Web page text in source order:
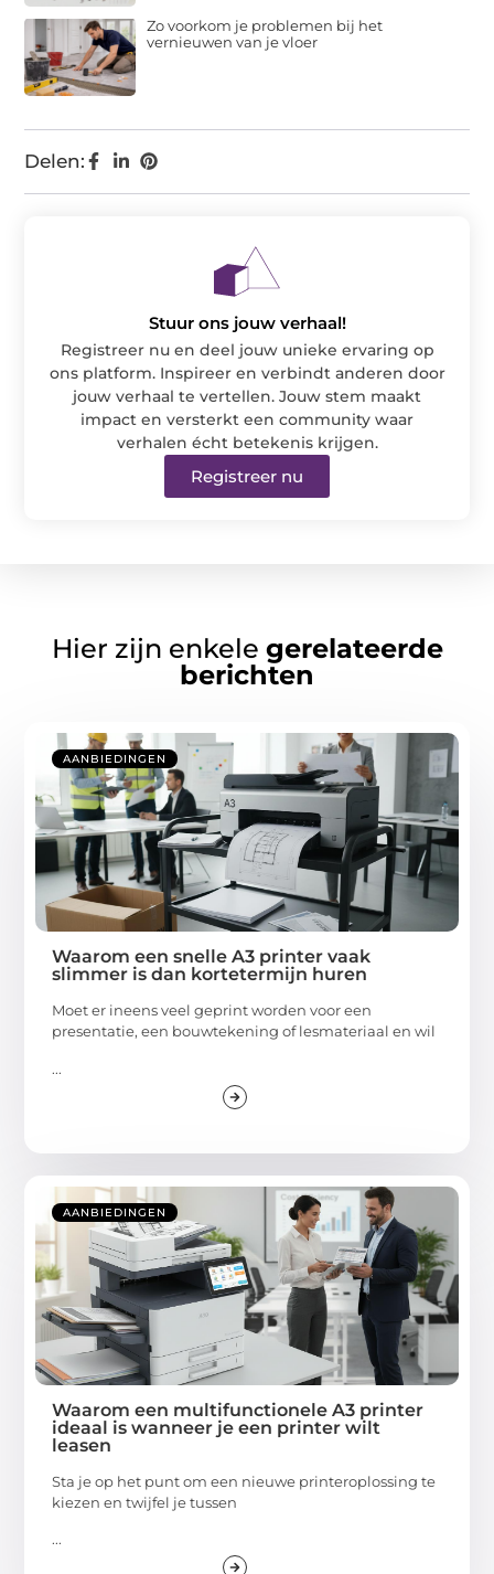
Delen:
Zo voorkom je problemen bij het
vernieuwen van je vloer
Stuur ons jouw verhaal!
Registreer nu en deel jouw unieke ervaring op
ons platform. Inspireer en verbindt anderen door
jouw verhaal te vertellen. Jouw stem maakt
impact en versterkt een community waar
verhalen écht betekenis krijgen.
Registreer nu
Hier zijn enkele gerelateerde
berichten
AANBIEDINGEN
Waarom een snelle A3 printer vaak
slimmer is dan kortetermijn huren
Moet er ineens veel geprint worden voor een
presentatie, een bouwtekening of lesmateriaal en wil
...
AANBIEDINGEN
Waarom een multifunctionele A3 printer
ideaal is wanneer je een printer wilt
leasen
Sta je op het punt om een nieuwe printeroplossing te
kiezen en twijfel je tussen
...